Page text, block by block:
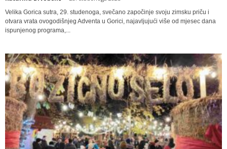
Velika Gorica sutra, 29. studenoga, svečano započinje svoju zimsku priču i
otvara vrata ovogodišnjeg Adventa u Gorici, najavljujući više od mjesec dana
ispunjenog programa,...